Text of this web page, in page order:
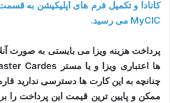
کانادا و تکمیل فرم های اپلیکیشن به
MyCIC می رسید.
پرداخت هزینه ویزا می بایستی به صورت
چنانچه به این کارت ها دسترسی ندارید
ممکن و پایین ترین قیمت این پرداخت را